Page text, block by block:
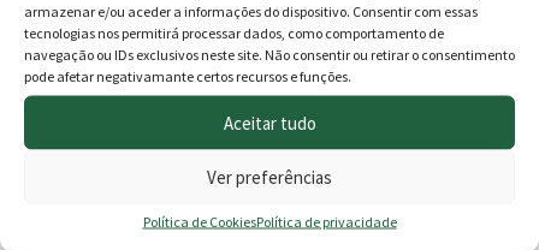
armazenar e/ou aceder a informações do dispositivo. Consentir com essas
tecnologias nos permitirá processar dados, como comportamento de
navegação ou IDs exclusivos neste site. Não consentir ou retirar o consentimento
pode afetar negativamante certos recursos e funções.
Aceitar tudo
Ver preferências
Política de CookiesPolítica de privacidade
Morango do Bosque
2.20€
Rabanete Redondo Rojo
1.49€